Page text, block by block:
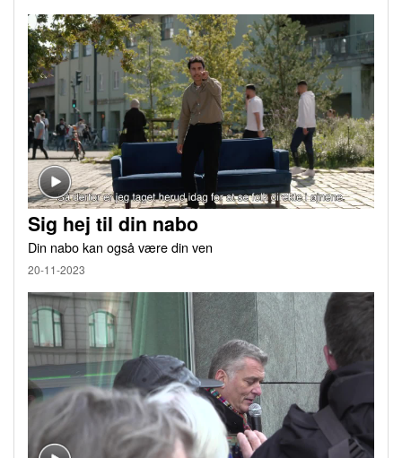
Sig hej til din nabo
Din nabo kan også være din ven
20-11-2023